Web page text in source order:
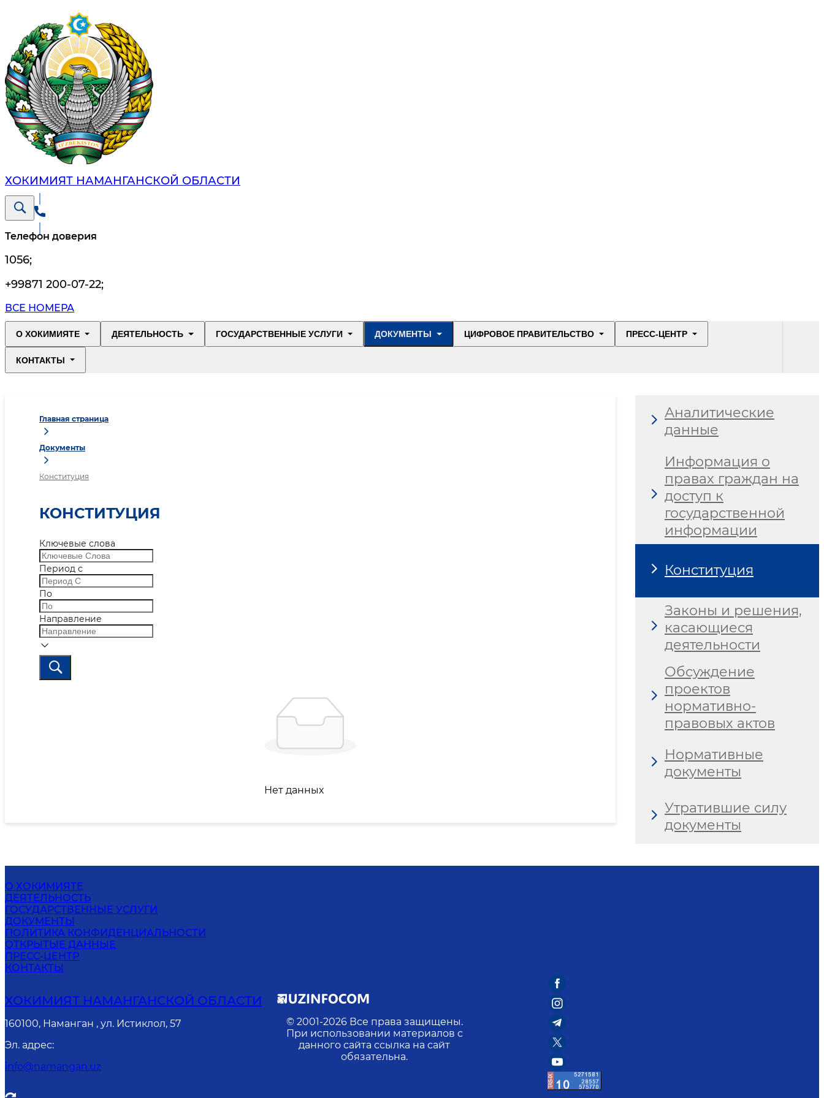
ХОКИМИЯТ НАМАНГАНСКОЙ ОБЛАСТИ
Телефон доверия
1056;
+99871 200-07-22;
ВСЕ НОМЕРА
О ХОКИМИЯТЕ ДЕЯТЕЛЬНОСТЬ ГОСУДАРСТВЕННЫЕ УСЛУГИ ДОКУМЕНТЫ ЦИФРОВОЕ ПРАВИТЕЛЬСТВО ПРЕСС-ЦЕНТР
КОНТАКТЫ
Главная страница
Документы
Конституция
КОНСТИТУЦИЯ
Ключевые слова
Период с
По
Направление
Нет данных
Аналитические
данные
Информация о
правах граждан на
доступ к
государственной
информации
Конституция
Законы и решения,
касающиеся
деятельности
Обсуждение
проектов
нормативно-
правовых актов
Нормативные
документы
Утратившие силу
документы
О ХОКИМИЯТЕ
ДЕЯТЕЛЬНОСТЬ
ГОСУДАРСТВЕННЫЕ УСЛУГИ
ДОКУМЕНТЫ
ПОЛИТИКА КОНФИДЕНЦИАЛЬНОСТИ
ОТКРЫТЫЕ ДАННЫЕ
ПРЕСС-ЦЕНТР
КОНТАКТЫ
ХОКИМИЯТ НАМАНГАНСКОЙ ОБЛАСТИ
160100, Наманган , ул. Истиклол, 57
Эл. адрес:
info@namangan.uz
© 2001-2026 Все права защищены.
При использовании материалов с
данного сайта ссылка на сайт
обязательна.